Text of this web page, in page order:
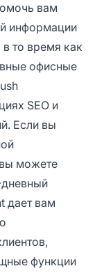
вам
информации
то время как
офисные
SEO и
Если вы
можете
дает вам
функции